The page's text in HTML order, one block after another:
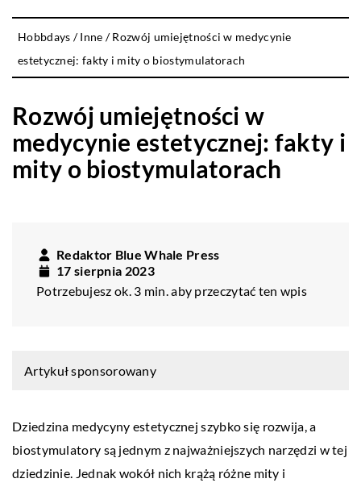
Hobbdays /Inne /Rozwój umiejętności w medycynie
estetycznej: fakty i mity o biostymulatorach
Rozwój umiejętności w
medycynie estetycznej: fakty i
mity o biostymulatorach
Redaktor Blue Whale Press
17 sierpnia 2023
Potrzebujesz ok. 3 min. aby przeczytać ten wpis
Artykuł sponsorowany
Dziedzina medycyny estetycznej szybko się rozwija, a
biostymulatory są jednym z najważniejszych narzędzi w tej
dziedzinie. Jednak wokół nich krążą różne mity i